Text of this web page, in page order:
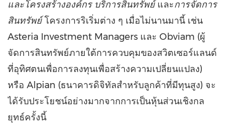
และโครงสร้างองค์กร บริการสินทรัพย์ และการจัดการ
สินทรัพย์โครงการริเริ่มต่าง ๆ เมื่อไม่นานมานี้ เช่น
Asteria Investment Managers และ Obviam (ผู้
จัดการสินทรัพย์ภายใต้การควบคุมของสวิตเซอร์แลนด์
ที่อุทิศตนเพื่อการลงทุนเพื่อสร้างความเปลี่ยนแปลง)
หรือ Alpian (ธนาคารดิจิทัลสำหรับลูกค้าที่มีทุนสูง) จะ
ได้รับประโยชน์อย่างมากจากการเป็นหุ้นส่วนเชิงกล
ยุทธ์ครั้งนี้